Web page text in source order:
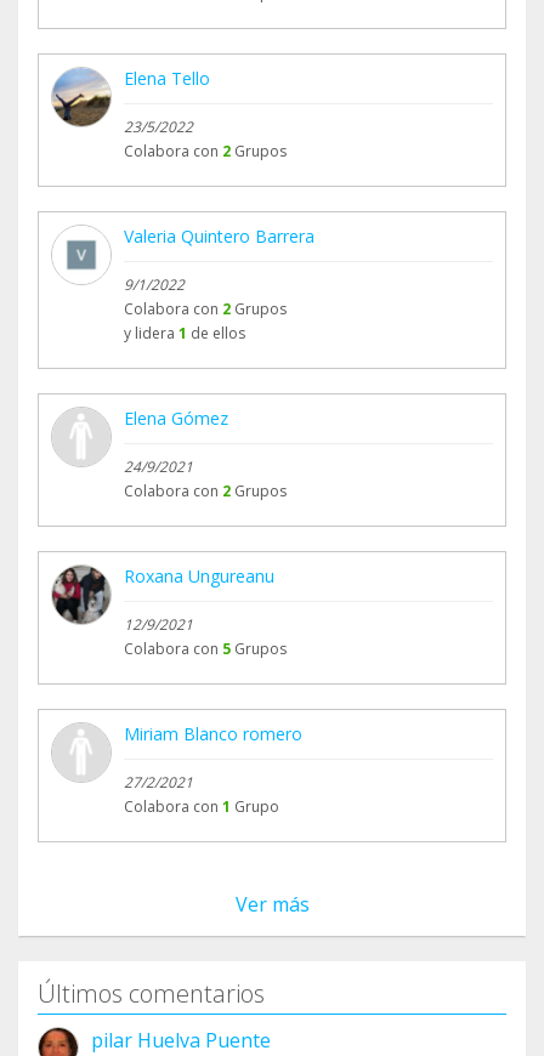
Elena Tello
23/5/2022
Colabora con 2 Grupos
Valeria Quintero Barrera
9/1/2022
Colabora con 2 Grupos
y lidera 1 de ellos
Elena Gómez
24/9/2021
Colabora con 2 Grupos
Roxana Ungureanu
12/9/2021
Colabora con 5 Grupos
Miriam Blanco romero
27/2/2021
Colabora con 1 Grupo
Ver más
Últimos comentarios
pilar Huelva Puente